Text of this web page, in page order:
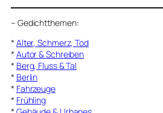
– Gedichtthemen:
* Alter, Schmerz, Tod
* Autor & Schreiben
* Berg, Fluss & Tal
* Berlin
* Fahrzeuge
* Frühling